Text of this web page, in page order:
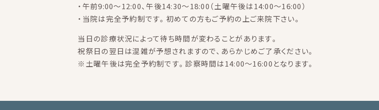
・午前9:00～12:00、午後14:30～18:00（土曜午後は14:00～16:00）
・当院は完全予約制です。初めての方もご予約の上ご来院下さい。
当日の診療状況によって待ち時間が変わることがあります。
祝祭日の翌日は混雑が予想されますので、あらかじめご了承ください。
※土曜午後は完全予約制です。診察時間は14:00～16:00となります。